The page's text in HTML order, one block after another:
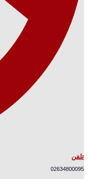
تلفن
02634800095